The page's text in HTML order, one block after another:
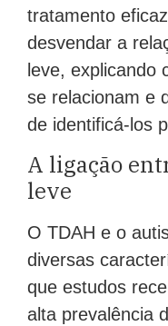
tratamento
desvendar a
leve, explicando
se relacionam e
de identificá-los
A ligação
leve
O TDAH e o
diversas
que estudos
alta prevalência